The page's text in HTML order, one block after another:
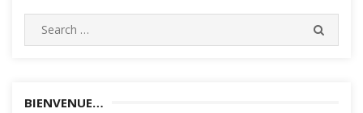
Search
for:
BIENVENUE…